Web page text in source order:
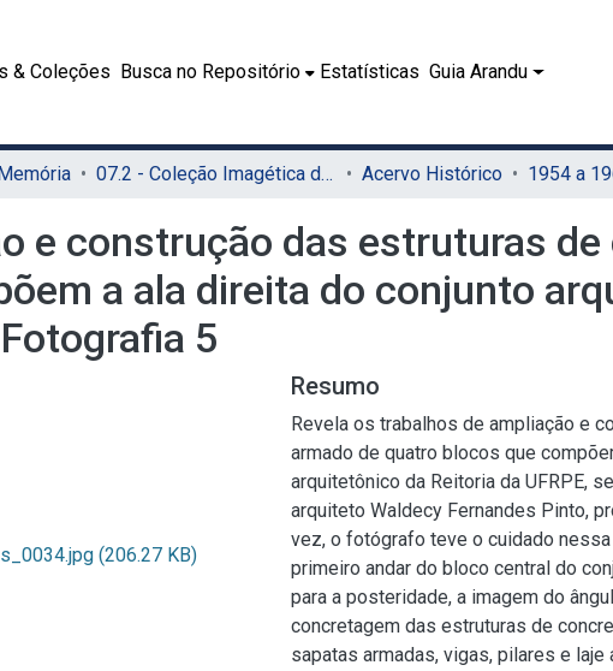
& Coleções Busca no Repositório Estatísticas Guia Arandu
07.2 - Coleção Imagética do SIB Acervo Histórico
e construção das estruturas
a ala direita do conjunto
5
(206.27 KB)
Resumo
Revela os trabalhos de ampliação e
armado de quatro blocos que
arquitetônico da Reitoria da UFRPE,
arquiteto Waldecy Fernandes Pinto,
vez, o fotógrafo teve o cuidado
primeiro andar do bloco central do
para a posteridade, a imagem do
concretagem das estruturas de
sapatas armadas, vigas, pilares e